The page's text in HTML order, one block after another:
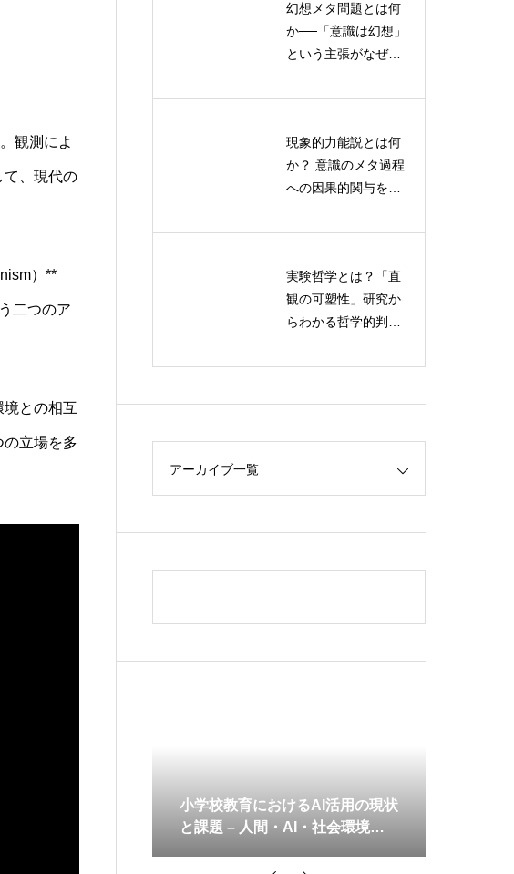
読み解く
生命と主体性の物理的
観測によ
、現代の
）**
二つのア
との相互
立場を多
幻想メタ問題とは何
か──「意識は幻想」
という主張がなぜ受
認知科学から読み解
現象的力能説とは何
か？ 意識のメタ過程
への因果的関与を検
実験哲学とは？「直
観の可塑性」研究か
らわかる哲学的判断
ポストヒューマン記
号論とは何か？AI・
ロボット・環境が意
理論
対話型学習による記
号接地の研究：AIの
言語理解を深める新
散逸構造・シナジェ
ティクス・オートポ
イエーシスを比較
の全体像
アーカイブ一覧
小学校教育におけるAI活用の現状
と課題 – 人間・AI・社会環境の